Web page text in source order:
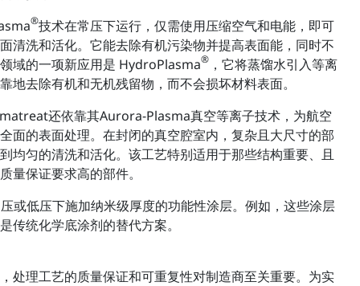
®技术在常压下运行，仅需使用压缩空气和电能，即可
清洗和活化。它能去除有机污染物并提高表面能，同时不
域的一项新应用是 HydroPlasma® ，它将蒸馏水引入等离
地去除有机和无机残留物，而不会损坏材料表面。
还依靠其Aurora-Plasma真空等离子技术，为航空
面的表面处理。在封闭的真空腔室内，复杂且大尺寸的部
均匀的清洗和活化。该工艺特别适用于那些结构重要、且
量保证要求高的部件。
或低压下施加纳米级厚度的功能性涂层。例如，这些涂层
传统化学底涂剂的替代方案。
处理工艺的质量保证和可重复性对制造商至关重要。为实